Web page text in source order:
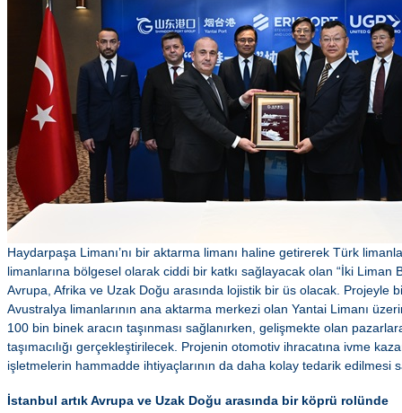
Haydarpaşa Limanı’nı bir aktarma limanı haline getirerek Türk
limanlarına bölgesel olarak ciddi bir katkı sağlayacak olan “İki Liman
Avrupa, Afrika ve Uzak Doğu arasında lojistik bir üs olacak. Projeyle
Avustralya limanlarının ana aktarma merkezi olan Yantai Limanı
100 bin binek aracın taşınması sağlanırken, gelişmekte olan
taşımacılığı gerçekleştirilecek. Projenin otomotiv ihracatına ivme
işletmelerin hammadde ihtiyaçlarının da daha kolay tedarik edilmesi
İstanbul artık Avrupa ve Uzak Doğu arasında bir köprü rolünde